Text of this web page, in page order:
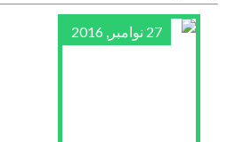
27 نوامبر, 2016